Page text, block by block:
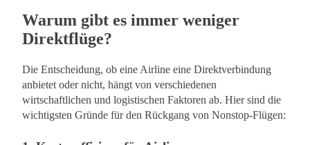
Warum gibt es immer weniger
Direktflüge?
Die Entscheidung, ob eine Airline eine Direktverbindung
anbietet oder nicht, hängt von verschiedenen
wirtschaftlichen und logistischen Faktoren ab. Hier sind die
wichtigsten Gründe für den Rückgang von Nonstop-Flügen: